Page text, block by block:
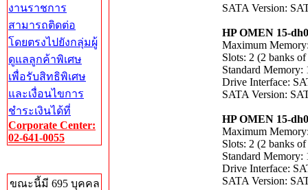
งานราชการ
สามารถติดต่อ
โดยตรงไปยังกลุ่มผู้
ดูแลลูกค้าพิเศษ
เพื่อรับสิทธิพิเศษ
และเงื่อนไขการ
ชำระเงินได้ที่
Corporate Center:
02-641-0055
ขณะนี้มี 695 บุคคล
SATA Version:
HP OMEN 15-
Maximum
Slots: 2 (2 banks
Standard Memory:
Drive Interface:
SATA Version:
HP OMEN 15-
Maximum
Slots: 2 (2 banks
Standard Memory:
Drive Interface:
SATA Version: